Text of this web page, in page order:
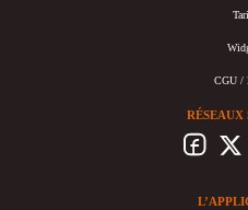
CGU /
RÉSEAUX